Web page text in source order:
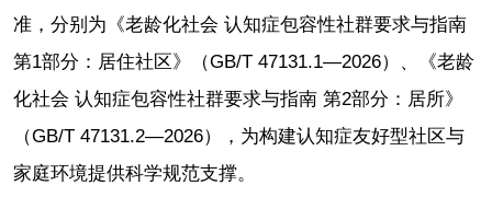
准，分别为《老龄化社会 认知症包容性社群要求与指南
第1部分：居住社区》（GB/T 47131.1—2026）、《老龄
化社会 认知症包容性社群要求与指南 第2部分：居所》
（GB/T 47131.2—2026），为构建认知症友好型社区与
家庭环境提供科学规范支撑。